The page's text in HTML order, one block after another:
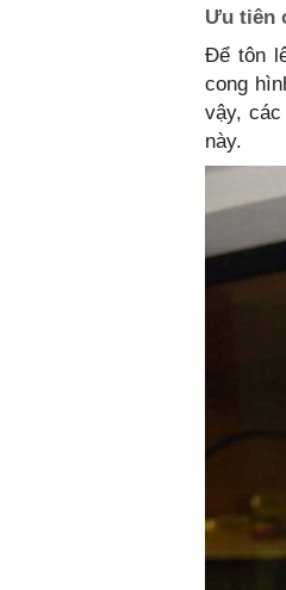
Ưu tiên
Để tôn
cong
vậy, các
này.